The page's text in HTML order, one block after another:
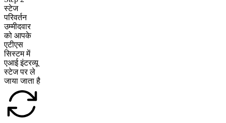
स्टेज
परिवर्तन
उम्मीदवार
को आपके
एटीएस
सिस्टम में
एआई इंटरव्यू
स्टेज पर ले
जाया जाता है